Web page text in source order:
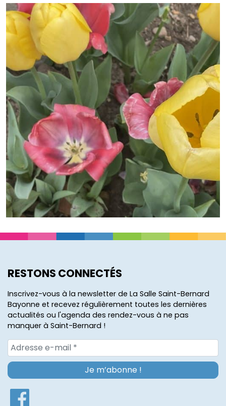
RESTONS CONNECTÉS
Inscrivez-vous à la newsletter de La Salle Saint-Bernard
Bayonne et recevez régulièrement toutes les dernières
actualités ou l'agenda des rendez-vous à ne pas
manquer à Saint-Bernard !